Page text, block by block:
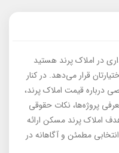
در املاک پرند هستید
قرار می‌دهد. در کنار
درباره قیمت املاک پرند،
پروژه‌ها، نکات حقوقی
املاک پرند مسکن ارائه
مطمئن و آگاهانه در